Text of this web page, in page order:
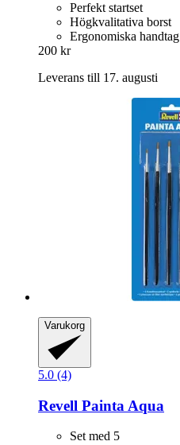
Perfekt startset
Högkvalitativa borst
Ergonomiska handtag
200 kr
Leverans till 17. augusti
Varukorg
5.0 (4)
Revell Painta Aqua
Set med 5